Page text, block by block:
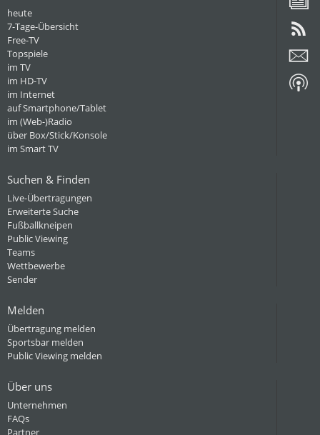
heute
7-Tage-Übersicht
Free-TV
Topspiele
im TV
im HD-TV
im Internet
auf Smartphone/Tablet
im (Web-)Radio
über Box/Stick/Konsole
im Smart TV
Suchen & Finden
Live-Übertragungen
Erweiterte Suche
Fußballkneipen
Public Viewing
Teams
Wettbewerbe
Sender
Melden
Übertragung melden
Sportsbar melden
Public Viewing melden
Über uns
Unternehmen
FAQs
Partner